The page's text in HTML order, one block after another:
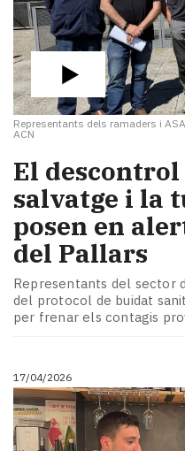
Representants dels ramaders i
ACN
El
salvatge i la
posen en
del Pallars
Representants del sector
del protocol de buidat
per frenar els contagis
17/04/2026